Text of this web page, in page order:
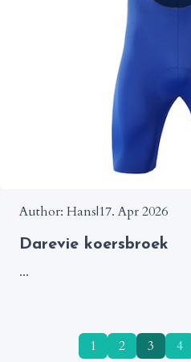
Author: Hans|17. Apr 2026
Darevie koersbroek
...
1 2 3 4